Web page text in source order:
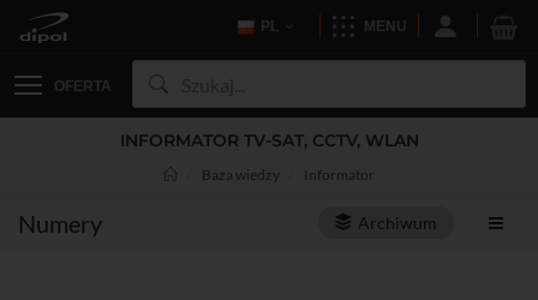
PL MENU
OFERTA
INFORMATOR TV-SAT, CCTV, WLAN
Baza wiedzy Informator
Numery Archiwum